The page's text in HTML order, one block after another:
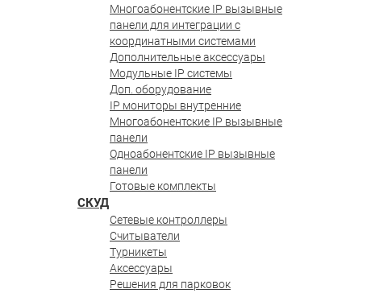
Многоабонентские IP вызывные
панели для интеграции с
координатными системами
Дополнительные аксессуары
Модульные IP системы
Доп. оборудование
IP мониторы внутренние
Многоабонентские IP вызывные
панели
Одноабонентские IP вызывные
панели
Готовые комплекты
СКУД
Сетевые контроллеры
Считыватели
Турникеты
Аксессуары
Решения для парковок